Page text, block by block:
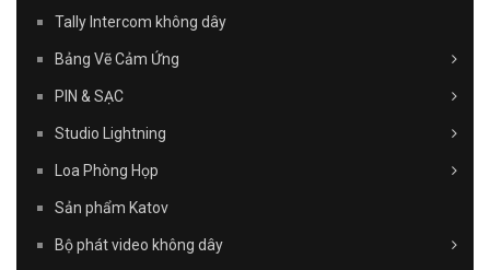
Tally Intercom không dây
Bảng Vẽ Cảm Ứng
PIN & SẠC
Studio Lightning
Loa Phòng Họp
Sản phẩm Katov
Bộ phát video không dây